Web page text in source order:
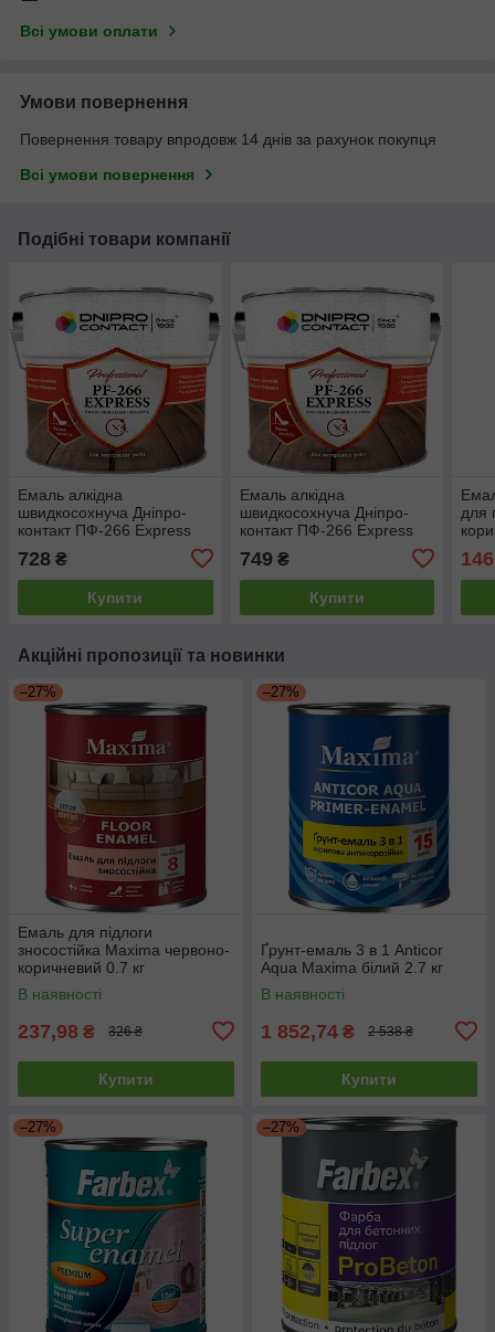
Всі умови оплати
Умови повернення
Повернення товару впродовж 14 днів за рахунок покупця
Всі умови повернення
Подібні товари компанії
Емаль алкідна
швидкосохнуча Дніпро-
контакт ПФ-266 Express
коричнева 2.6л
728 ₴
Купити
Емаль алкідна
швидкосохнуча Дніпро-
контакт ПФ-266 Express
коричнева 2.6л
749₴
Купити
для
146
Акційні пропозиції та новинки
–27%
Емаль для підлоги
зносостійка Maxima червоно-
коричневий 0.7 кг
В наявності
237,98 ₴ 326 ₴
Купити
–27%
Ґрунт-емаль 3 в 1 Anticor
Aqua Maxima білий 2.7 кг
В наявності
1 852,74 ₴ 2 538 ₴
Купити
–27% –27%